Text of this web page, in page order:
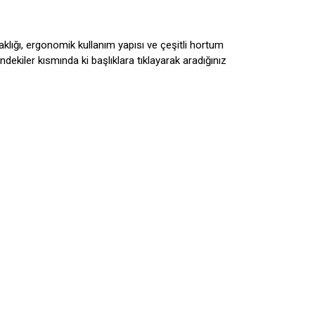
ergonomik kullanım yapısı ve çeşitli hortum
kısmında ki başlıklara tıklayarak aradığınız